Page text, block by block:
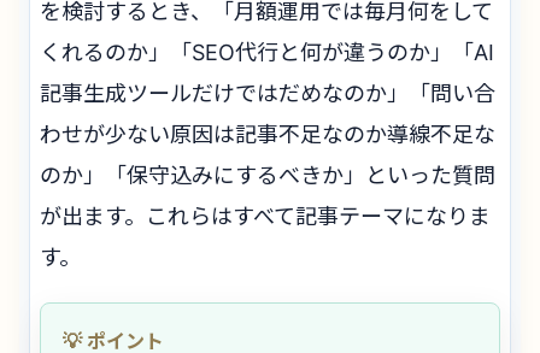
を検討するとき、「月額運用では毎月何をして
くれるのか」「SEO代行と何が違うのか」「AI
記事生成ツールだけではだめなのか」「問い合
わせが少ない原因は記事不足なのか導線不足な
のか」「保守込みにするべきか」といった質問
が出ます。これらはすべて記事テーマになりま
す。